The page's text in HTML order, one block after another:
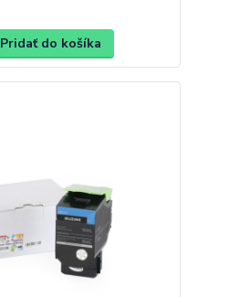
Pridať do košíka